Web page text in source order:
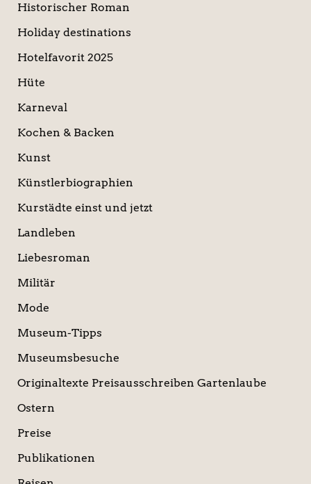
Historischer Roman
Holiday destinations
Hotelfavorit 2025
Hüte
Karneval
Kochen & Backen
Kunst
Künstlerbiographien
Kurstädte einst und jetzt
Landleben
Liebesroman
Militär
Mode
Museum-Tipps
Museumsbesuche
Originaltexte Preisausschreiben Gartenlaube
Ostern
Preise
Publikationen